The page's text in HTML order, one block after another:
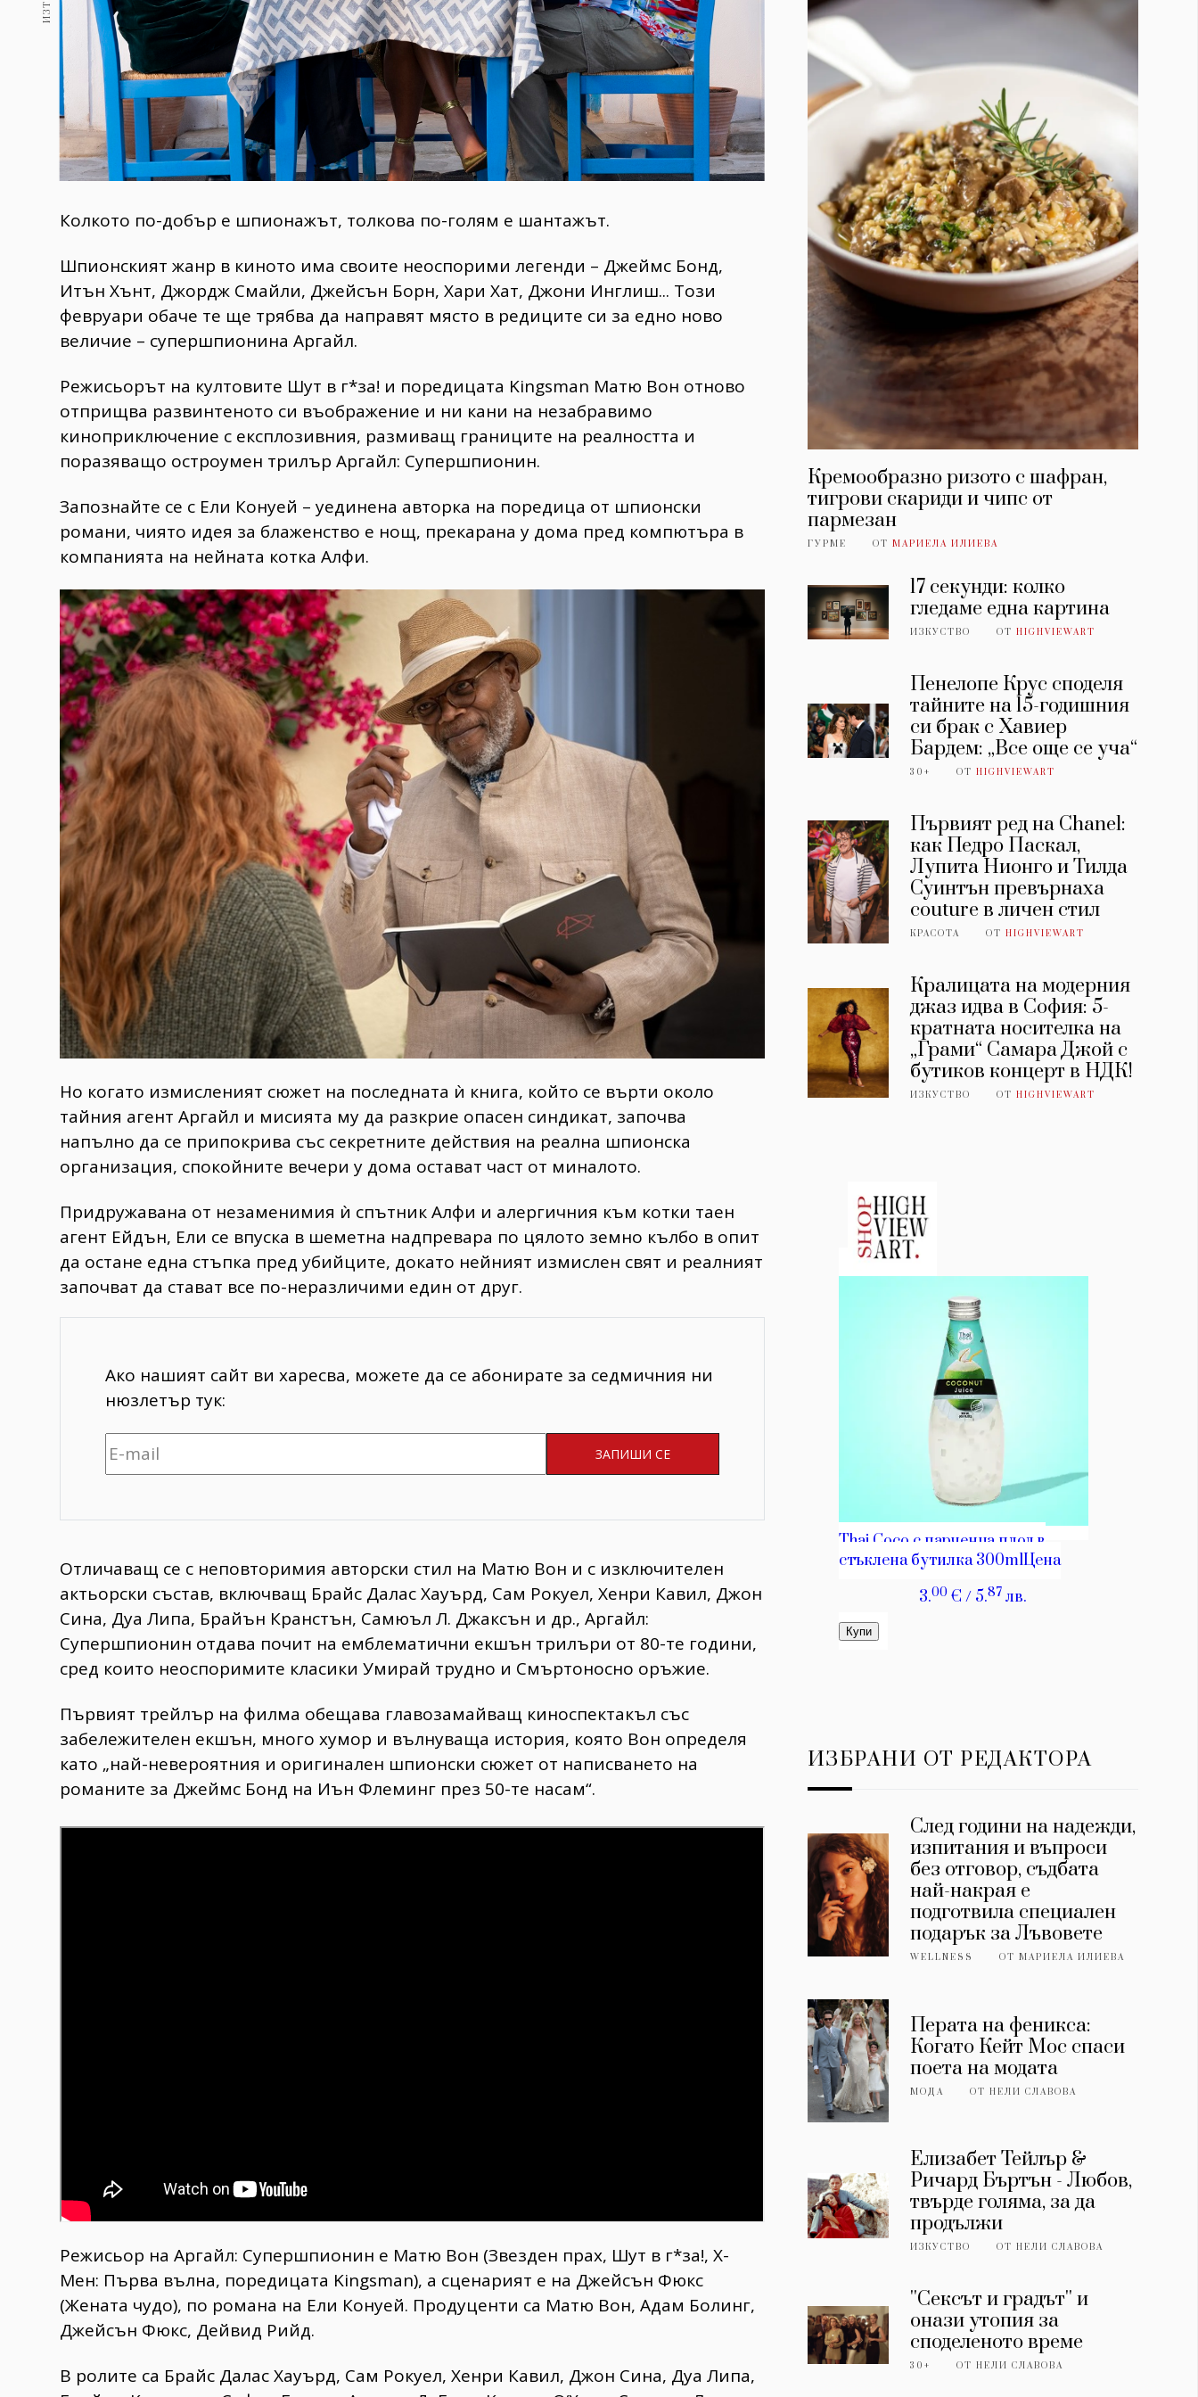
Колкото по-добър e шпионажът, толкова по-голям e шантажът.
Шпионският жанр в киното има своите неоспорими легенди – Джеймс Бонд,
Итън Хънт, Джордж Смайли, Джейсън Борн, Хари Хат, Джони Инглиш... Този
февруари обаче те ще трябва да направят място в редиците си за едно ново
величие – супершпионина Аргайл.
Режисьорът на култовите Шут в г*за! и поредицата Kingsman Матю Вон отново
отприщва развинтеното си въображение и ни кани на незабравимо
киноприключение с експлозивния, размиващ границите на реалността и
поразяващо остроумен трилър Аргайл: Супершпионин.
Запознайте се с Ели Конуей – уединена авторка на поредица от шпионски
романи, чиято идея за блаженство е нощ, прекарана у дома пред компютъра в
компанията на нейната котка Алфи.
Но когато измисленият сюжет на последната ѝ книга, който се върти около
тайния агент Аргайл и мисията му да разкрие опасен синдикат, започва
напълно да се припокрива със секретните действия на реална шпионска
организация, спокойните вечери у дома остават част от миналото.
Придружавана от незаменимия ѝ спътник Алфи и алергичния към котки таен
агент Ейдън, Ели се впуска в шеметна надпревара по цялото земно кълбо в опит
да остане една стъпка пред убийците, докато нейният измислен свят и реалният
започват да стават все по-неразличими един от друг.
Ако нашият сайт ви харесва, можете да се абонирате за седмичния ни
нюзлетър тук:
Отличаващ се с неповторимия авторски стил на Матю Вон и с изключителен
актьорски състав, включващ Брайс Далас Хауърд, Сам Рокуел, Хенри Кавил, Джон
Сина, Дуа Липа, Брайън Кранстън, Самюъл Л. Джаксън и др., Аргайл:
Супершпионин отдава почит на емблематични екшън трилъри от 80-те години,
сред които неоспоримите класики Умирай трудно и Смъртоносно оръжие.
Първият трейлър на филма обещава главозамайващ киноспектакъл със
забележителен екшън, много хумор и вълнуваща история, която Вон определя
като „най-невероятния и оригинален шпионски сюжет от написването на
романите за Джеймс Бонд на Иън Флеминг през 50-те насам“.
Режисьор на Аргайл: Супершпионин е Матю Вон (Звезден прах, Шут в г*за!, Х-
Мен: Първа вълна, поредицата Kingsman), а сценарият е на Джейсън Фюкс
(Жената чудо), по романа на Ели Конуей. Продуценти са Матю Вон, Адам Болинг,
Джейсън Фюкс, Дейвид Рийд.
В ролите са Брайс Далас Хауърд, Сам Рокуел, Хенри Кавил, Джон Сина, Дуа Липа,
Кремообразно ризото с шафран,
тигрови скариди и чипс от
пармезан
ГУРМЕ ОТ МАРИЕЛА ИЛИЕВА
17 секунди: колко
гледаме една картина
ИЗКУСТВО ОТHIGHVIEWART
Пенелопе Крус споделя
тайните на 15-годишния
си брак с Хавиер
Бардем: „Все още се уча“
30+ ОТHIGHVIEWART
Първият ред на Chanel:
как Педро Паскал,
Лупита Нионго и Тилда
Суинтън превърнаха
couture в личен стил
КРАСОТА ОТHIGHVIEWART
Кралицата на модерния
джаз идва в София: 5-
кратната носителка на
„Грами“ Самара Джой с
бутиков концерт в НДК!
ИЗКУСТВО ОТHIGHVIEWART
ИЗБРАНИ ОТ РЕДАКТОРА
След години на надежди,
изпитания и въпроси
без отговор, съдбата
най-накрая е
подготвила специален
подарък за Лъвовете
WELLNESS ОТМАРИЕЛА ИЛИЕВА
Перата на феникса:
Когато Кейт Мос спаси
поета на модата
МОДА ОТНЕЛИ СЛАВОВА
Елизабет Тейлър &
Ричард Бъртън - Любов,
твърде голяма, за да
продължи
ИЗКУСТВО ОТНЕЛИ СЛАВОВА
''Сексът и градът'' и
онази утопия за
споделеното време
30+ ОТНЕЛИ СЛАВОВА